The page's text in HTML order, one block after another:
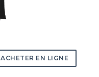
ACHETER EN LIGNE